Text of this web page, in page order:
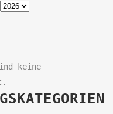
keine